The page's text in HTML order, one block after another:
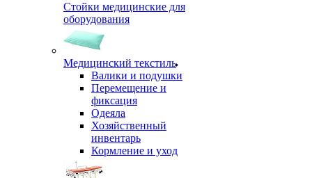
Стойки медицинские для
оборудования
Медицинский текстиль
Валики и подушки
Перемещение и
фиксация
Одеяла
Хозяйственный
инвентарь
Кормление и уход